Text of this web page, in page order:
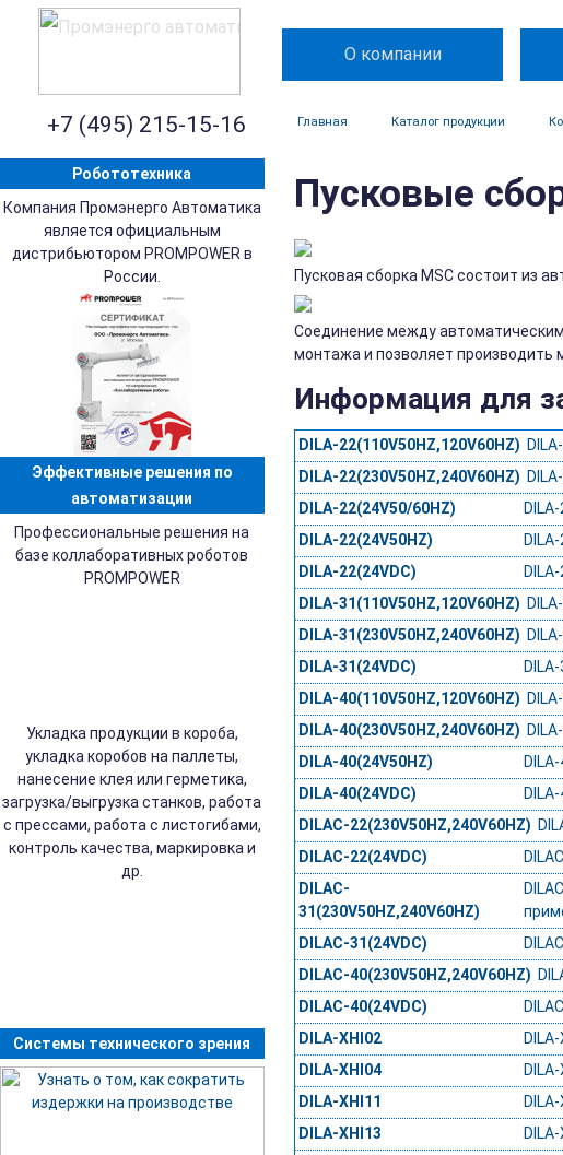
О компании
+7 (495) 215-15-16 Главная Каталог продукции
Робототехника
Компания Промэнерго Автоматика
является официальным
дистрибьютором PROMPOWER в
России.
Эффективные решения по
автоматизации
Профессиональные решения на
базе коллаборативных роботов
PROMPOWER
Укладка продукции в короба,
укладка коробов на паллеты,
нанесение клея или герметика,
загрузка/выгрузка станков, работа
с прессами, работа с листогибами,
контроль качества, маркировка и
др.
Системы технического зрения
Пусковые
Пусковая сборка MSC состоит из
Соединение между
монтажа и позволяет производить
Информация для
DILA-22(110V50HZ,120V60HZ)
DILA-22(230V50HZ,240V60HZ)
DILA-22(24V50/60HZ)
DILA-22(24V50HZ)
DILA-22(24VDC)
DILA-31(110V50HZ,120V60HZ)
DILA-31(230V50HZ,240V60HZ)
DILA-31(24VDC)
DILA-40(110V50HZ,120V60HZ)
DILA-40(230V50HZ,240V60HZ)
DILA-40(24V50HZ)
DILA-40(24VDC)
DILAC-22(230V50HZ,240V60HZ)
DILAC-22(24VDC)
DILAC-
31(230V50HZ,240V60HZ)
DILAC-31(24VDC)
DILAC-40(230V50HZ,240V60HZ)
DILAC-40(24VDC)
DILA-XHI02
DILA-XHI04
DILA-XHI11
DILA-XHI13